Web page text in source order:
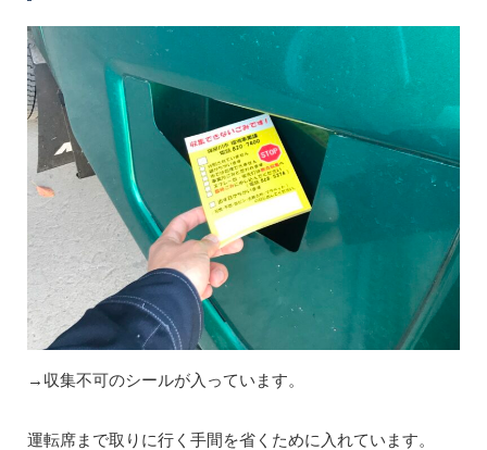
→収集不可のシールが入っています。
運転席まで取りに行く手間を省くために入れています。